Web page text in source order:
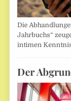
Die
Jahrbuchs“
intimen
Der